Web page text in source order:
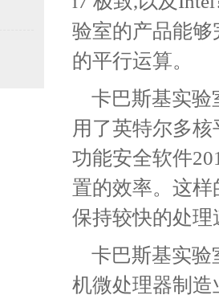
验室的产品能
的平行运算。
卡巴斯基实验
用了英特尔多
功能安全软件
置的效率。这
保持较快的处
卡巴斯基实验
机微处理器制